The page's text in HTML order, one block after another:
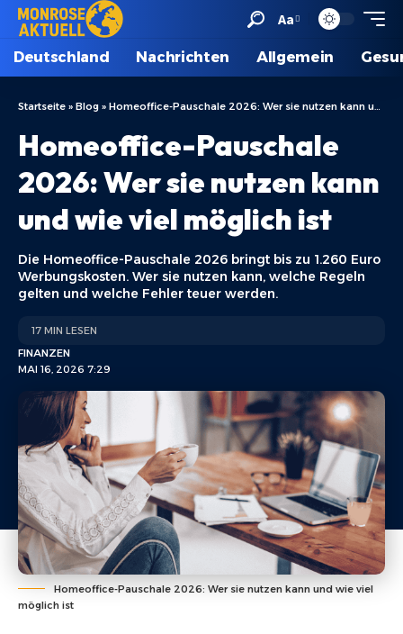
Aa
Deutschland Nachrichten Allgemein
Startseite » Blog » Homeoffice-Pauschale 2026: Wer sie nutzen kann und wie viel möglich ist
Homeoffice-Pauschale
2026: Wer sie nutzen kann
und wie viel möglich ist
Die Homeoffice-Pauschale 2026 bringt bis zu 1.260 Euro
Werbungskosten. Wer sie nutzen kann, welche Regeln
gelten und welche Fehler teuer werden.
MAI 16, 2026 7:29
FINANZEN
17 MIN LESEN
Homeoffice-Pauschale 2026: Wer sie nutzen kann und wie viel
möglich ist